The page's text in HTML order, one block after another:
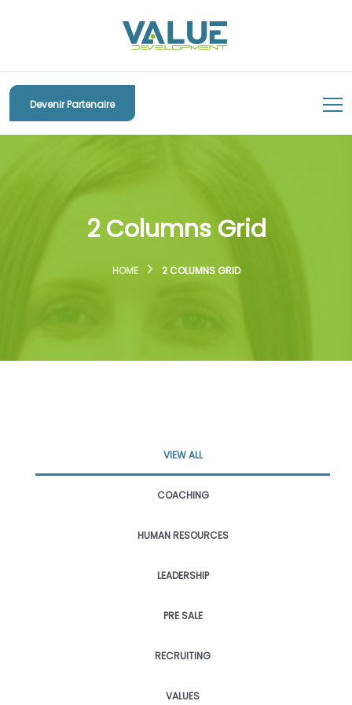
Devenir Partenaire
2 Columns Grid
HOME 2 COLUMNS GRID
VIEW ALL
COACHING
HUMAN RESOURCES
LEADERSHIP
PRE SALE
RECRUITING
VALUES